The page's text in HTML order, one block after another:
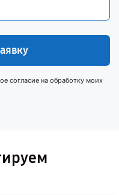
согласие на обработку моих